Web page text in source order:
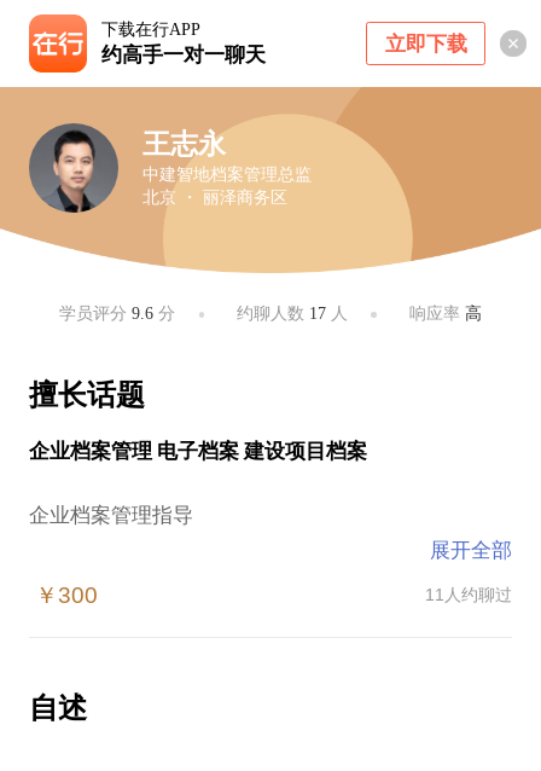
下载在行APP
约高手一对一聊天 立即下载
王志永
中建智地档案管理总监
北京 ・ 丽泽商务区
学员评分9.6 分 约聊人数 17人 响应率 高
擅长话题
企业档案管理 电子档案 建设项目档案
企业档案管理指导
验；对档案事业有着积极的热情，毕生致力于档案数
职业经历：
展开全部
￥300 11人约聊过
自述